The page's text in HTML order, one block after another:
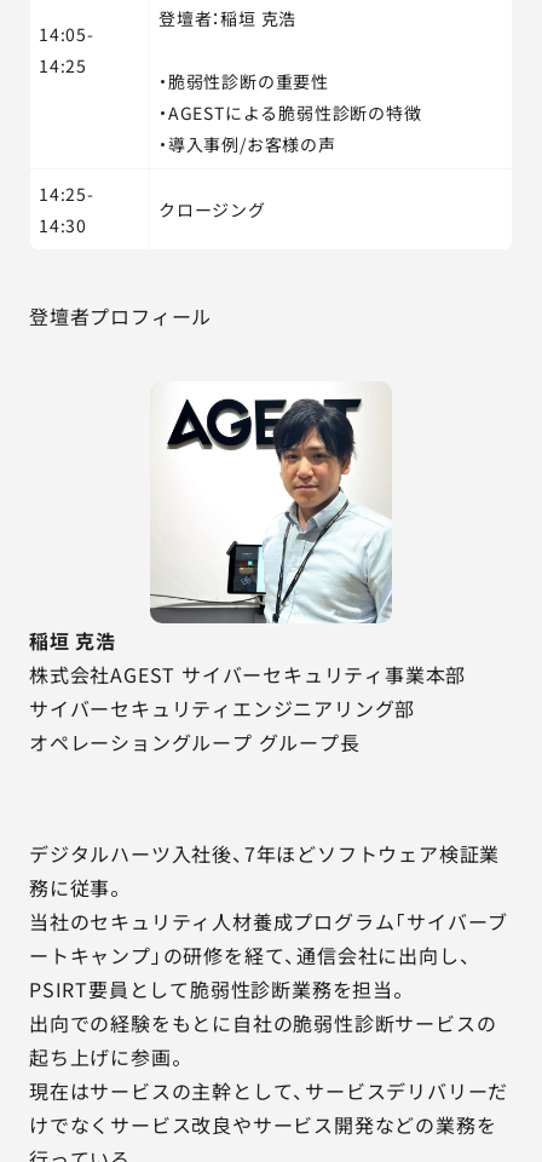
14:05-
14:25
登壇者：稲垣 克浩
・脆弱性診断の重要性
・AGESTによる脆弱性診断の特徴
・導入事例/お客様の声
14:25-
14:30
クロージング
登壇者プロフィール
稲垣 克浩
株式会社AGEST サイバーセキュリティ事業本部
サイバーセキュリティエンジニアリング部
オペレーショングループ グループ長
デジタルハーツ入社後、7年ほどソフトウェア検証業
務に従事。
当社のセキュリティ人材養成プログラム「サイバーブ
ートキャンプ」の研修を経て、通信会社に出向し、
PSIRT要員として脆弱性診断業務を担当。
出向での経験をもとに自社の脆弱性診断サービスの
起ち上げに参画。
現在はサービスの主幹として、サービスデリバリーだ
けでなくサービス改良やサービス開発などの業務を